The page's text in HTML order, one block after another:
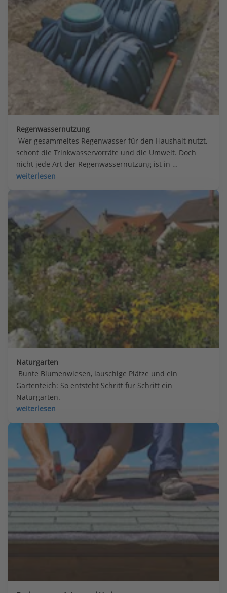
Regenwassernutzung
Wer gesammeltes Regenwasser für den Haushalt nutzt,
schont die Trinkwasservorräte und die Umwelt. Doch
nicht jede Art der Regenwassernutzung ist in
Privathaushalten rentabel.
weiterlesen
Naturgarten
Bunte Blumenwiesen, lauschige Plätze und ein
Gartenteich: So entsteht Schritt für Schritt ein
Naturgarten.
weiterlesen